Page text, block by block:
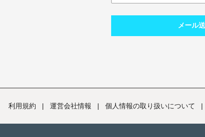
メール
利用規約 | 運営会社情報 | 個人情報の取り扱いについて |